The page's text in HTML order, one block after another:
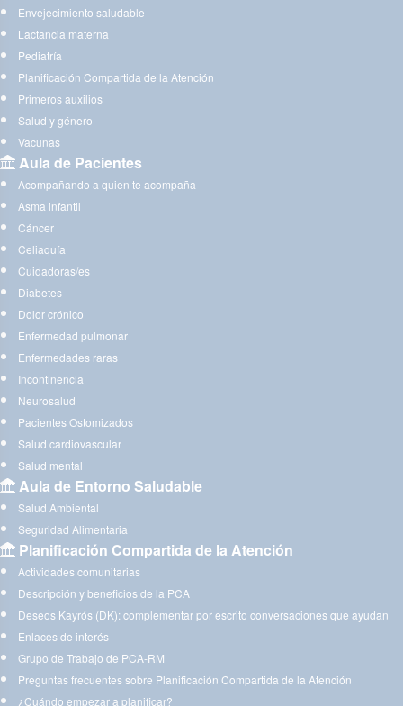
Envejecimiento saludable
Lactancia materna
Pediatría
Planificación Compartida de la Atención
Primeros auxilios
Salud y género
Vacunas
Aula de Pacientes
Acompañando a quien te acompaña
Asma infantil
Cáncer
Celiaquía
Cuidadoras/es
Diabetes
Dolor crónico
Enfermedad pulmonar
Enfermedades raras
Incontinencia
Neurosalud
Pacientes Ostomizados
Salud cardiovascular
Salud mental
Aula de Entorno Saludable
Salud Ambiental
Seguridad Alimentaria
Planificación Compartida de la Atención
Actividades comunitarias
Descripción y beneficios de la PCA
Deseos Kayrós (DK): complementar por escrito conversaciones que ayudan
Enlaces de interés
Grupo de Trabajo de PCA-RM
Preguntas frecuentes sobre Planificación Compartida de la Atención
¿Cuándo empezar a planificar?